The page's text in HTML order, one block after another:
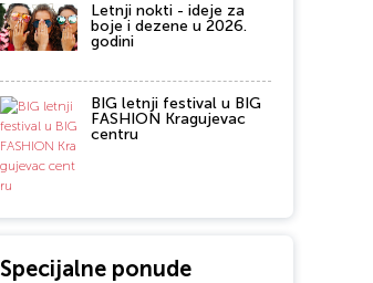
Letnji nokti - ideje za
boje i dezene u 2026.
godini
BIG letnji festival u BIG
FASHION Kragujevac
centru
Specijalne ponude